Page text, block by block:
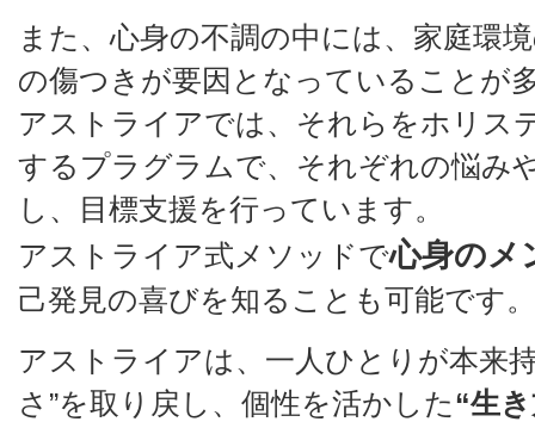
また、心身の不調の中には、家庭環
の傷つきが要因となっていることが
アストライアでは、それらをホリス
するプラグラムで、それぞれの悩み
し、目標支援を行っています。
アストライア式メソッドで心身のメ
己発見の喜びを知ることも可能です。
アストライアは、一人ひとりが本来
さ”を取り戻し、個性を活かした“生